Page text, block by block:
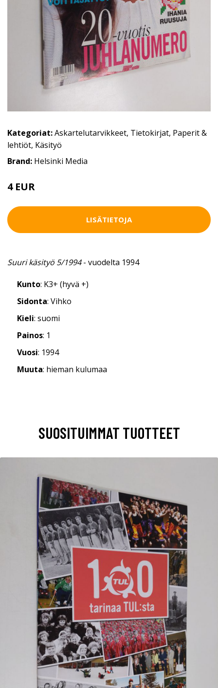
Kategoriat:Askartelutarvikkeet, Tietokirjat, Paperit &
lehtiöt, Käsityö
Brand: Helsinki Media
4 EUR
LISÄTIETOJA
Suuri käsityö 5/1994- vuodelta 1994
Kunto: K3+ (hyvä +)
Sidonta: Vihko
Kieli: suomi
Painos: 1
Vuosi: 1994
Muuta: hieman kulumaa
SUOSITUIMMAT TUOTTEET